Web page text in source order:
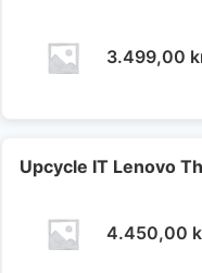
3.499,00
Upcycle IT Lenovo
4.450,00